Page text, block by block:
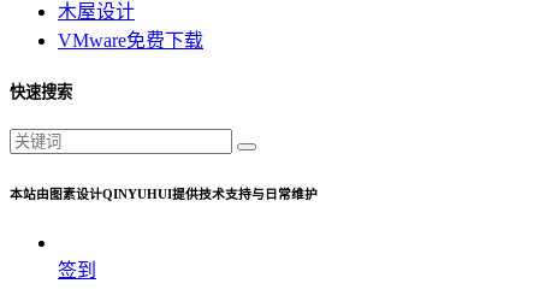
木屋设计
VMware免费下载
快速搜索
本站由图素设计QINYUHUI提供技术支持与日常维护
签到